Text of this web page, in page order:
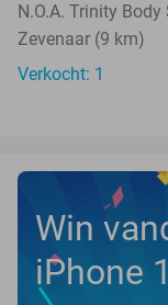
N.O.A. Trinity
Zevenaar (9 km)
Verkocht: 1
Win
iPhone